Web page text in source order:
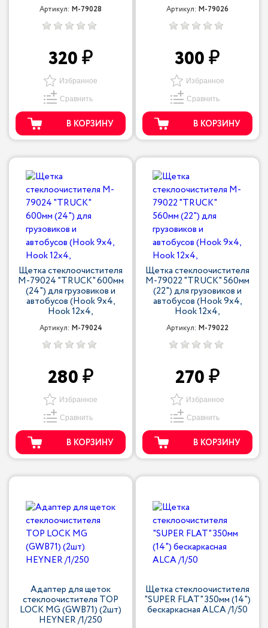
Артикул: M-79028
320
Избранное
Сравнить
В КОРЗИНУ
Артикул: M-79026
300
Избранное
Сравнить
В КОРЗИНУ
Щетка стеклоочистителя
M-79024 "TRUCK" 600мм
(24") для грузовиков и
автобусов (Hook 9x4,
Hook 12x4,
Артикул: M-79024
280
Избранное
Сравнить
В КОРЗИНУ
Щетка стеклоочистителя
M-79022 "TRUCK" 560мм
(22") для грузовиков и
автобусов (Hook 9x4,
Hook 12x4,
Артикул: M-79022
270
Избранное
Сравнить
В КОРЗИНУ
Адаптер для щеток
стеклоочистителя TOP
LOCK MG (GWB71) (2шт)
HEYNER /1/250
Щетка стеклоочистителя
"SUPER FLAT" 350мм (14")
беcкаркасная ALCA /1/50